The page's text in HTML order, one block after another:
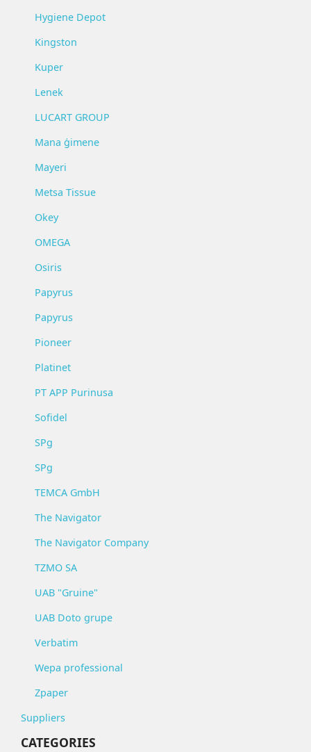
Hygiene Depot
Kingston
Kuper
Lenek
LUCART GROUP
Mana ģimene
Mayeri
Metsa Tissue
Okey
OMEGA
Osiris
Papyrus
Papyrus
Pioneer
Platinet
PT APP Purinusa
Sofidel
SPg
SPg
TEMCA GmbH
The Navigator
The Navigator Company
TZMO SA
UAB "Gruine"
UAB Doto grupe
Verbatim
Wepa professional
Zpaper
Suppliers
CATEGORIES